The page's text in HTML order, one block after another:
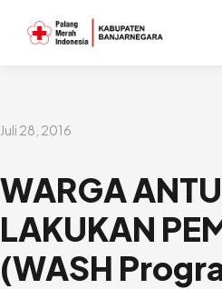
Juli 28, 2016
WARGA
LAKUKAN
(WASH